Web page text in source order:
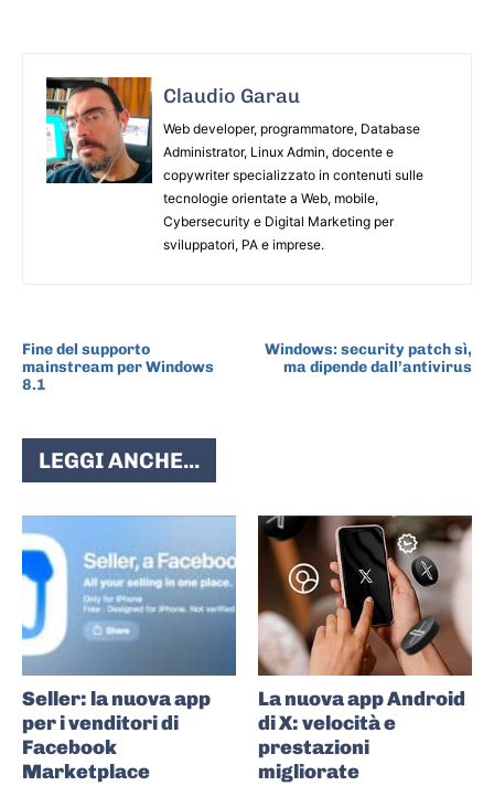
Claudio Garau
Web developer, programmatore, Database
Administrator, Linux Admin, docente e
copywriter specializzato in contenuti sulle
tecnologie orientate a Web, mobile,
Cybersecurity e Digital Marketing per
sviluppatori, PA e imprese.
Fine del supporto
mainstream per Windows
8.1
Windows: security patch sì,
ma dipende dall’antivirus
LEGGI ANCHE...
Seller: la nuova app
per i venditori di
Facebook
Marketplace
La nuova app Android
di X: velocità e
prestazioni
migliorate